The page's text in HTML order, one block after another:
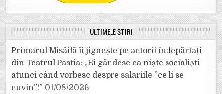
ULTIMELE ȘTIRI
Primarul Misăilă îi jignește pe actorii îndepărtați
din Teatrul Pastia: „Ei gândesc ca niște socialiști
atunci când vorbesc despre salariile ”ce li se
cuvin”!” 01/08/2026